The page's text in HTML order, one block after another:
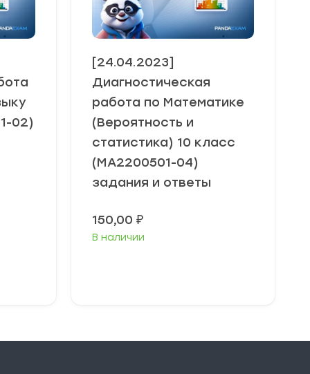
02)
[24.04.2023]
Диагностическая
работа по Математике
(Вероятность и
статистика) 10 класс
(МА2200501-04)
задания и ответы
150,00 ₽
В наличии